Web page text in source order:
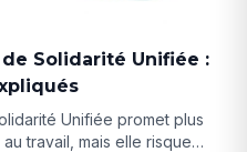
Solidarité Unifiée :
Unifiée promet plus
travail, mais elle risque